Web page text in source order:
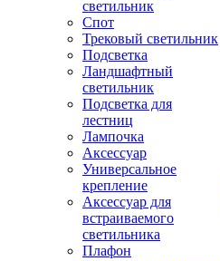
светильник
Спот
Трековый светильник
Подсветка
Ландшафтный
светильник
Подсветка для
лестниц
Лампочка
Аксессуар
Универсальное
крепление
Аксессуар для
встраиваемого
светильника
Плафон